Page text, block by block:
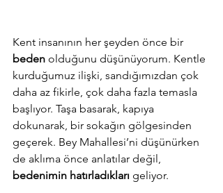
Kent insanının her şeyden önce bir
beden olduğunu düşünüyorum. Kentle
kurduğumuz ilişki, sandığımızdan çok
daha az fikirle, çok daha fazla temasla
başlıyor. Taşa basarak, kapıya
dokunarak, bir sokağın gölgesinden
geçerek. Bey Mahallesi’ni düşünürken
de aklıma önce anlatılar değil,
bedenimin hatırladıkları geliyor.